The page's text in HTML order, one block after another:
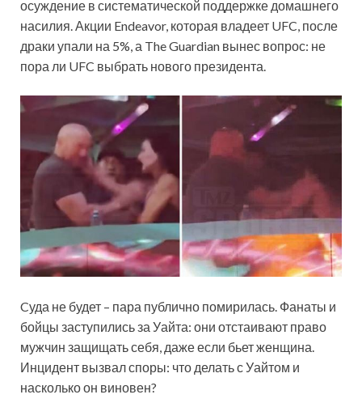
осуждение в систематической поддержке домашнего
насилия. Акции Endeavor, которая владеет UFC, после
драки упали на 5%, а The Guardian вынес вопрос: не
пора ли UFC выбрать нового президента.
Cуда не будет – пара публично помирилась. Фанаты и
бойцы заступились за Уайта: они отстаивают право
мужчин защищать себя, даже если бьет женщина.
Инцидент вызвал споры: что делать с Уайтом и
насколько он виновен?